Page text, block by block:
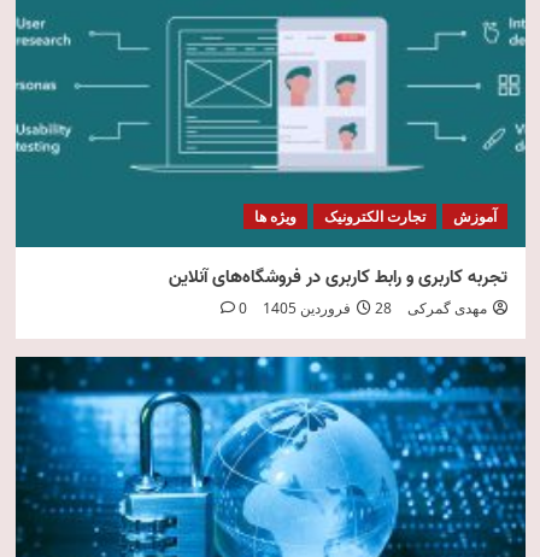
5
امنیت فناوری اطلاعات
آموزش تجارت الکترونیک ویژه ها
تجربه کاربری و رابط کاربری در فروشگاه‌های آنلاین
مهدی گمرکی 28 فروردین 1405 0